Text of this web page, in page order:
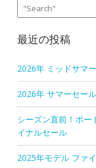
最近の投稿
2026年 ミッドサマ
2026年 サマーセー
シーズン直前！ボー
イナルセール
2025年モデル ファ